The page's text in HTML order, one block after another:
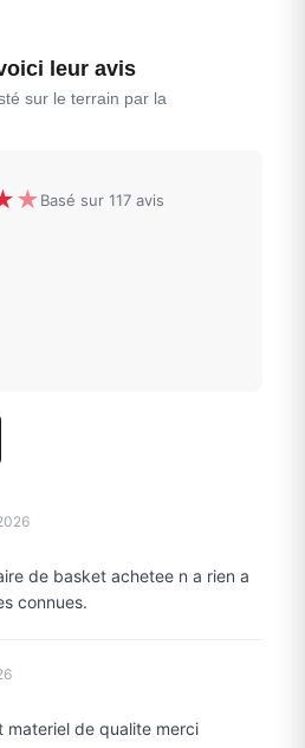
leur avis
sur le terrain par la
★Basé sur 117 avis
de basket achetee n a rien a
connues.
materiel de qualite merci